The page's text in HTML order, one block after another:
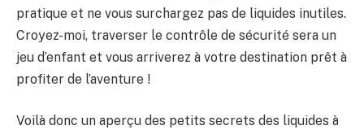
pratique et ne vous surchargez pas de liquides inutiles.
Croyez-moi, traverser le contrôle de sécurité sera un
jeu d’enfant et vous arriverez à votre destination prêt à
profiter de l’aventure !
Voilà donc un aperçu des petits secrets des liquides à